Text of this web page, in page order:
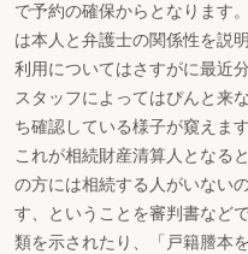
で予約の確保からとなります
は本人と弁護士の関係性を説
利用についてはさすがに最近
スタッフによってはぴんと来
ち確認している様子が窺えま
これが相続財産清算人となる
の方には相続する人がいない
す、ということを審判書など
類を示されたり、「戸籍謄本